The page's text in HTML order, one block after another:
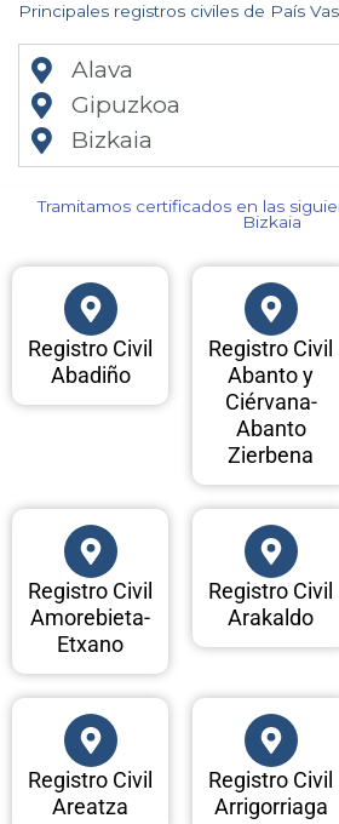
Principales registros civiles de País
Alava
Gipuzkoa
Bizkaia
Tramitamos certificados en las
Bizkaia​
Registro Civil
Abadiño
Registro Civil
Abanto y
Ciérvana-
Abanto
Zierbena
Registro Civil
Amorebieta-
Etxano
Registro Civil
Arakaldo
Registro Civil
Areatza
Registro Civil
Arrigorriaga